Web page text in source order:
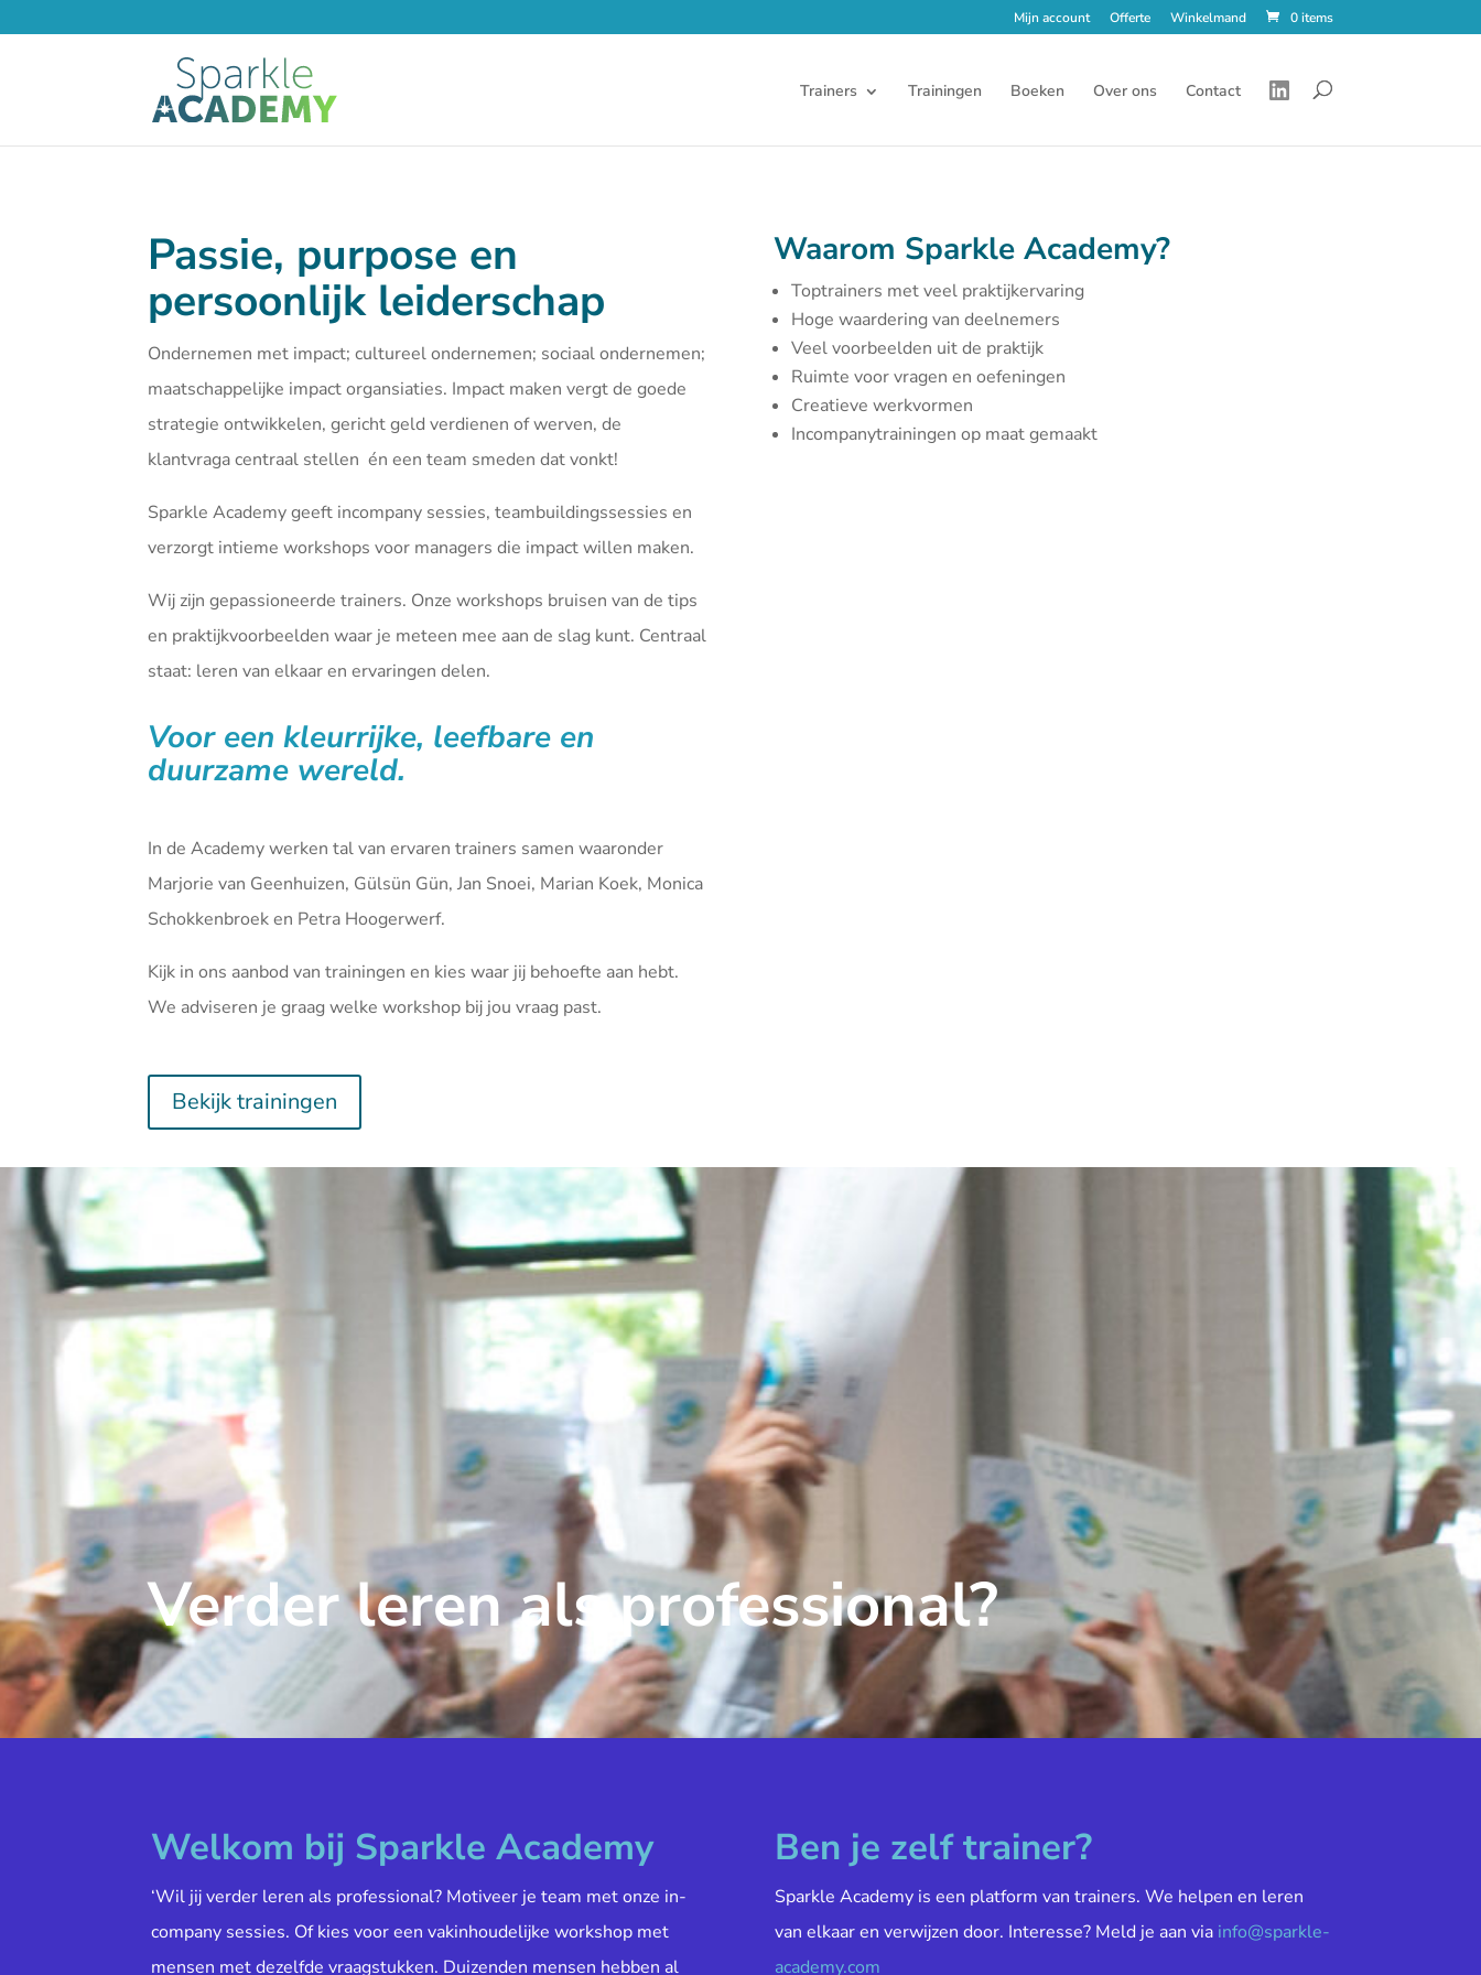
Mijn account Offerte Winkelmand 0 items
Trainers Trainingen Boeken Over ons Contact
Passie, purpose en
persoonlijk leiderschap
Ondernemen met impact; cultureel ondernemen; sociaal ondernemen;
maatschappelijke impact organsiaties. Impact maken vergt de goede
strategie ontwikkelen, gericht geld verdienen of werven, de
klantvraga centraal stellen én een team smeden dat vonkt!
Sparkle Academy geeft incompany sessies, teambuildingssessies en
verzorgt intieme workshops voor managers die impact willen maken.
Wij zijn gepassioneerde trainers. Onze workshops bruisen van de tips
en praktijkvoorbeelden waar je meteen mee aan de slag kunt. Centraal
staat: leren van elkaar en ervaringen delen.
Voor een kleurrijke, leefbare en
duurzame wereld.
In de Academy werken tal van ervaren trainers samen waaronder
Marjorie van Geenhuizen, Gülsün Gün, Jan Snoei, Marian Koek, Monica
Schokkenbroek en Petra Hoogerwerf.
Kijk in ons aanbod vantrainingen en kies waar jij behoefte aan hebt.
We adviseren je graag welke workshop bij jou vraag past.
Bekijk trainingen
Waarom Sparkle Academy?
Toptrainers met veel praktijkervaring
Hoge waardering van deelnemers
Veel voorbeelden uit de praktijk
Ruimte voor vragen en oefeningen
Creatieve werkvormen
Incompanytrainingen op maat gemaakt
Verder leren als professional?
Welkom bij Sparkle Academy
‘Wil jij verder leren als professional? Motiveer je team met onze in-
company sessies. Of kies voor een vakinhoudelijke workshop met
mensen met dezelfde vraagstukken. Duizenden mensen hebben al
Ben je zelf trainer?
Sparkle Academy is een platform van trainers. We helpen en leren
van elkaar en verwijzen door. Interesse? Meld je aan via info@sparkle-
academy.com